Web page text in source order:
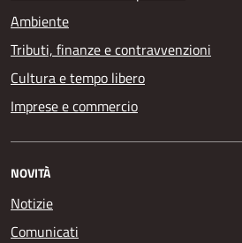
Ambiente
Tributi, finanze e contravvenzioni
Cultura e tempo libero
Imprese e commercio
NOVITÀ
Notizie
Comunicati